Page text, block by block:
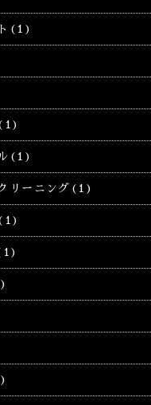
(1)
(1)
リーニング(1)